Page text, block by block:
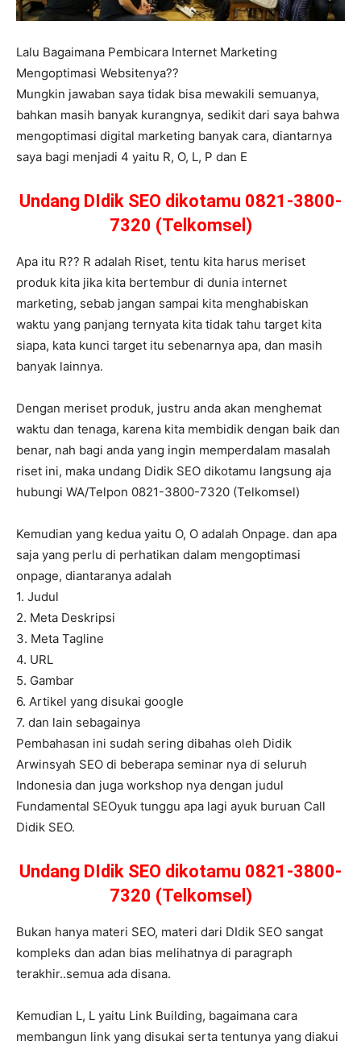
Lalu Bagaimana Pembicara Internet Marketing
Mengoptimasi Websitenya??
Mungkin jawaban saya tidak bisa mewakili semuanya,
bahkan masih banyak kurangnya, sedikit dari saya bahwa
mengoptimasi digital marketing banyak cara, diantarnya
saya bagi menjadi 4 yaitu R, O, L, P dan E
Undang DIdik SEO dikotamu 0821-3800-
7320 (Telkomsel)
Apa itu R?? R adalah Riset, tentu kita harus meriset
produk kita jika kita bertembur di dunia internet
marketing, sebab jangan sampai kita menghabiskan
waktu yang panjang ternyata kita tidak tahu target kita
siapa, kata kunci target itu sebenarnya apa, dan masih
banyak lainnya.
Dengan meriset produk, justru anda akan menghemat
waktu dan tenaga, karena kita membidik dengan baik dan
benar, nah bagi anda yang ingin memperdalam masalah
riset ini, maka undang Didik SEO dikotamu langsung aja
hubungi WA/Telpon 0821-3800-7320 (Telkomsel)
Kemudian yang kedua yaitu O, O adalah Onpage. dan apa
saja yang perlu di perhatikan dalam mengoptimasi
onpage, diantaranya adalah
1. Judul
2. Meta Deskripsi
3. Meta Tagline
4. URL
5. Gambar
6. Artikel yang disukai google
7. dan lain sebagainya
Pembahasan ini sudah sering dibahas oleh Didik
Arwinsyah SEO di beberapa seminar nya di seluruh
Indonesia dan juga workshop nya dengan judul
Fundamental SEOyuk tunggu apa lagi ayuk buruan Call
Didik SEO.
Undang DIdik SEO dikotamu 0821-3800-
7320 (Telkomsel)
Bukan hanya materi SEO, materi dari DIdik SEO sangat
kompleks dan adan bias melihatnya di paragraph
terakhir..semua ada disana.
Kemudian L, L yaitu Link Building, bagaimana cara
membangun link yang disukai serta tentunya yang diakui